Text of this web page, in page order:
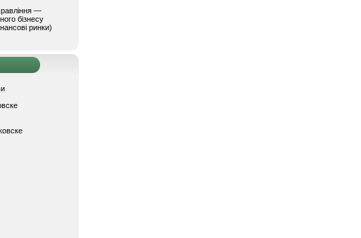
—
бізнесу
ринки)